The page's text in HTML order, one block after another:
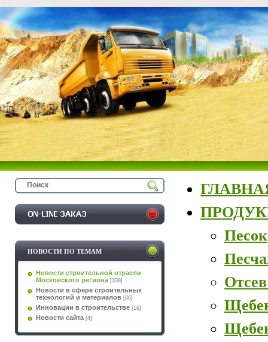
НОВОСТИ ПО ТЕМАМ
Новости строительной отрасли
Московского региона [338]
Новости в сфере строительных
технологий и материалов [66]
Инновации в строительстве [16]
Новости сайта [4]
Песок